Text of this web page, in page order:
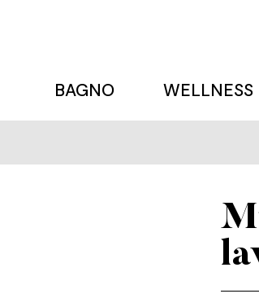
BAGNO WELLNESS